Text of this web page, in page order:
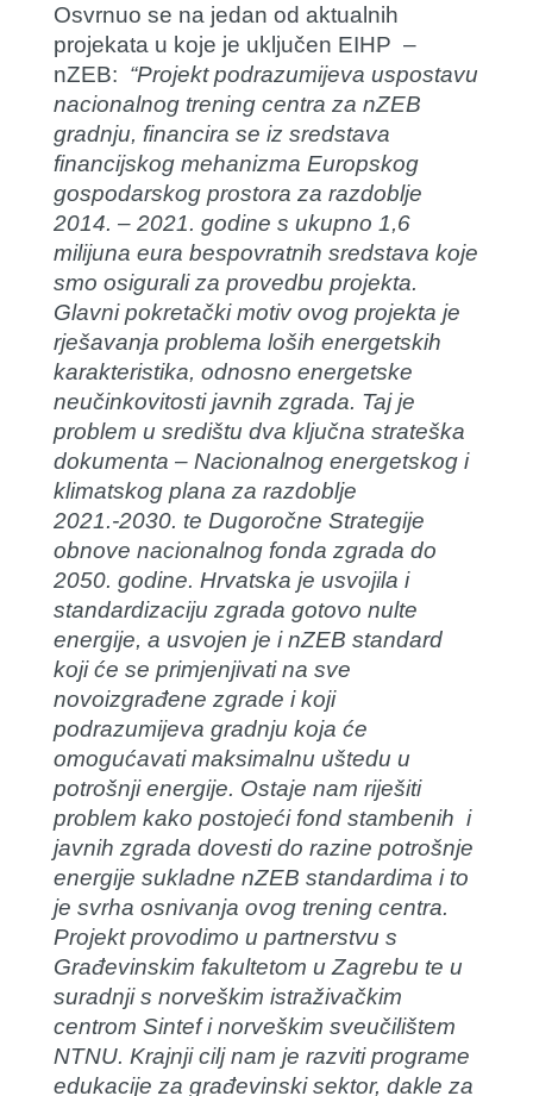
Osvrnuo se na jedan od aktualnih
projekata u koje je uključen EIHP –
nZEB: “Projekt podrazumijeva uspostavu
nacionalnog trening centra za nZEB
gradnju, financira se iz sredstava
financijskog mehanizma Europskog
gospodarskog prostora za razdoblje
2014. – 2021. godine s ukupno 1,6
milijuna eura bespovratnih sredstava koje
smo osigurali za provedbu projekta.
Glavni pokretački motiv ovog projekta je
rješavanja problema loših energetskih
karakteristika, odnosno energetske
neučinkovitosti javnih zgrada. Taj je
problem u središtu dva ključna strateška
dokumenta – Nacionalnog energetskog i
klimatskog plana za razdoblje
2021.-2030. te Dugoročne Strategije
obnove nacionalnog fonda zgrada do
2050. godine. Hrvatska je usvojila i
standardizaciju zgrada gotovo nulte
energije, a usvojen je i nZEB standard
koji će se primjenjivati na sve
novoizgrađene zgrade i koji
podrazumijeva gradnju koja će
omogućavati maksimalnu uštedu u
potrošnji energije. Ostaje nam riješiti
problem kako postojeći fond stambenih i
javnih zgrada dovesti do razine potrošnje
energije sukladne nZEB standardima i to
je svrha osnivanja ovog trening centra.
Projekt provodimo u partnerstvu s
Građevinskim fakultetom u Zagrebu te u
suradnji s norveškim istraživačkim
centrom Sintef i norveškim sveučilištem
NTNU. Krajnji cilj nam je razviti programe
edukacije za građevinski sektor, dakle za